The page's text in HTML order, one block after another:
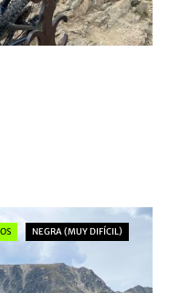
NEGRA (MUY DIFÍCIL)